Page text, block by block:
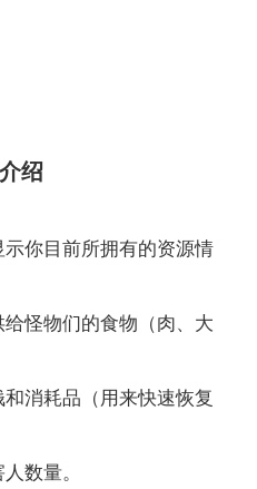
绍
你目前所拥有的资源情
怪物们的食物（肉、大
消耗品（用来快速恢复
数量。